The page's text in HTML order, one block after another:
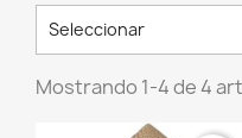
Seleccionar
Mostrando 1-4 de 4